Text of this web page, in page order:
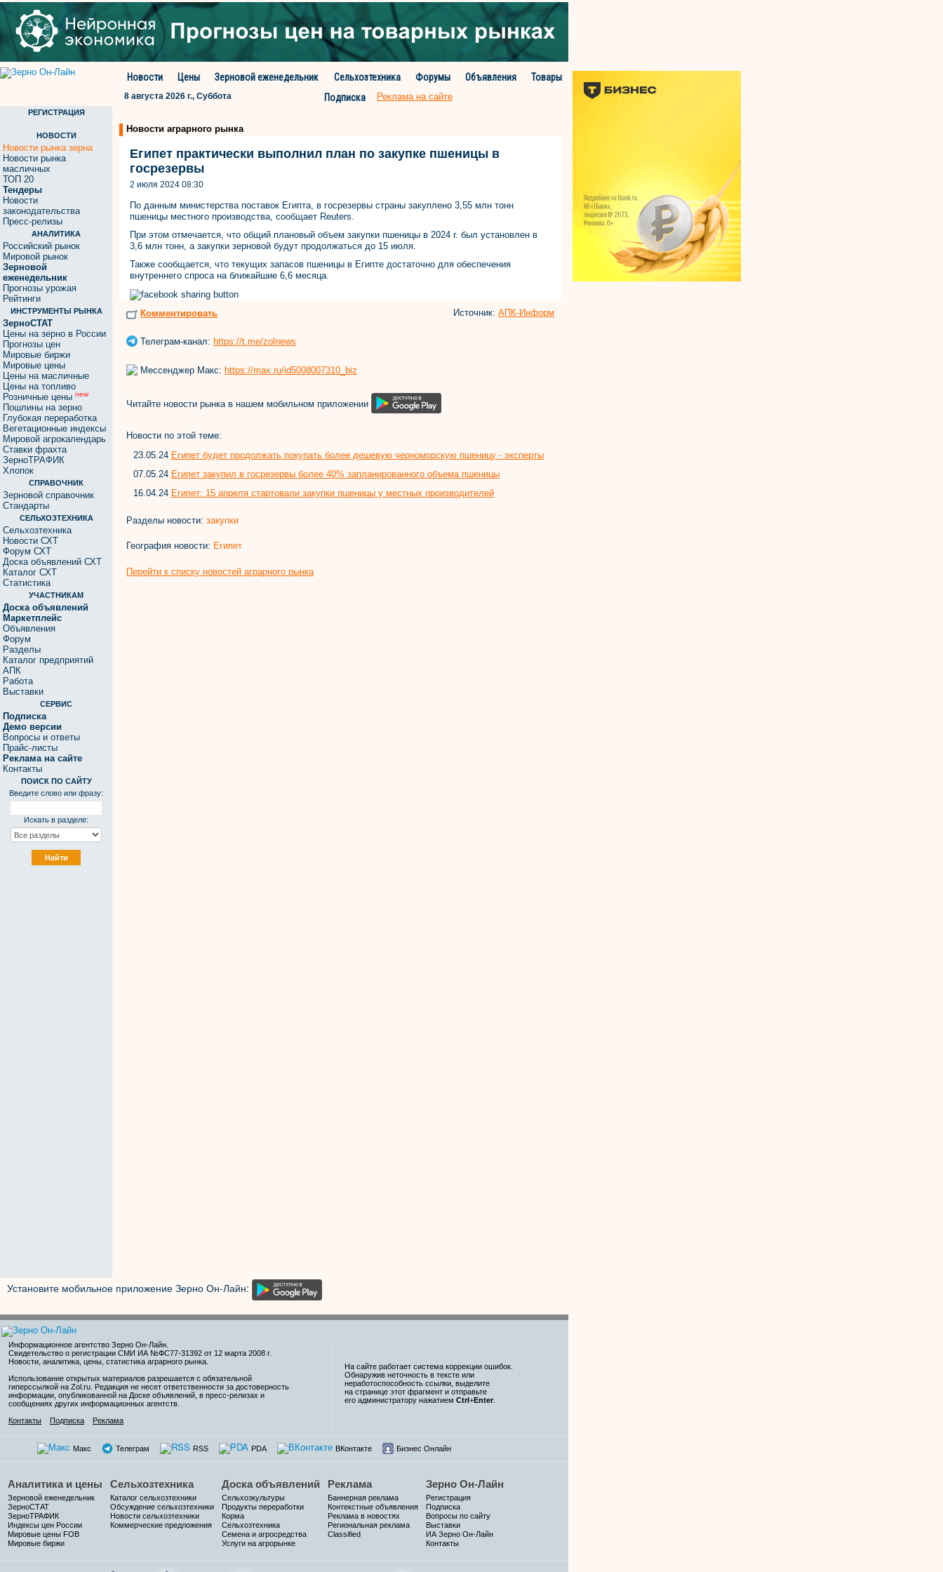
Новости Цены Зерновой еженедельник Сельхозтехника Форумы Объявления
Товары
Подписка
8 августа 2026 г., Суббота Реклама на сайте
РЕГИСТРАЦИЯ
НОВОСТИ
Новости рынка зерна
Новости рынка
масличных
ТОП 20
Тендеры
Новости
законодательства
Пресс-релизы
АНАЛИТИКА
Российский рынок
Мировой рынок
Зерновой
еженедельник
Прогнозы урожая
Рейтинги
ИНСТРУМЕНТЫ РЫНКА
ЗерноСТАТ
Цены на зерно в России
Прогнозы цен
Мировые биржи
Мировые цены
Цены на масличные
Цены на топливо
Розничные цены new
Пошлины на зерно
Глубокая переработка
Вегетационные индексы
Мировой агрокалендарь
Ставки фрахта
ЗерноТРАФИК
Хлопок
СПРАВОЧНИК
Зерновой справочник
Стандарты
СЕЛЬХОЗТЕХНИКА
Сельхозтехника
Новости СХТ
Форум СХТ
Доска объявлений СХТ
Каталог СХТ
Статистика
УЧАСТНИКАМ
Доска объявлений
Маркетплейс
Объявления
Форум
Разделы
Каталог предприятий
АПК
Работа
Выставки
СЕРВИС
Подписка
Демо версии
Вопросы и ответы
Прайс-листы
Реклама на сайте
Контакты
ПОИСК ПО САЙТУ
Введите слово или фразу:
Искать в разделе:
Новости аграрного рынка
Египет практически выполнил план по закупке пшеницы в
госрезервы
2 июля 2024 08:30
По данным министерства поставок Египта, в госрезервы страны закуплено 3,55 млн тонн
пшеницы местного производства, сообщает Reuters.
При этом отмечается, что общий плановый объем закупки пшеницы в 2024 г. был установлен в
3,6 млн тонн, а закупки зерновой будут продолжаться до 15 июля.
Также сообщается, что текущих запасов пшеницы в Египте достаточно для обеспечения
внутреннего спроса на ближайшие 6,6 месяца.
Комментировать Источник: АПК-Информ
Телеграм-канал: https://t.me/zolnews
Мессенджер Макс: https://max.ru/id5008007310_biz
Читайте новости рынка в нашем мобильном приложении
Новости по этой теме:
23.05.24 Египет будет продолжать покупать более дешевую черноморскую пшеницу - эксперты
07.05.24 Египет закупил в госрезервы более 40% запланированного объема пшеницы
16.04.24 Египет: 15 апреля стартовали закупки пшеницы у местных производителей
Разделы новости: закупки
География новости: Египет
Перейти к списку новостей аграрного рынка
Установите мобильное приложение Зерно Он-Лайн:
Информационное агентство Зерно Он-Лайн
Свидетельство о регистрации СМИ ИА №ФС77-31392 от 12 марта 2008 г.
Новости, аналитика, цены, статистика аграрного рынка.
Использование открытых материалов разрешается с обязательной
гиперссылкой на Zol.ru. Редакция не несет ответственности за достоверность
информации, опубликованной на Доске объявлений, в пресс-релизах и
сообщениях других информационных агентств.
Контакты
Подписка Реклама
На сайте работает система коррекции ошибок.
Обнаружив неточность в тексте или
неработоспособность ссылки, выделите
на странице этот фрагмент и отправьте
его администратору нажатием Ctrl+Enter
Макс Телеграм RSS PDA ВКонтакте Бизнес Онлайн
Аналитика и цены
Зерновой еженедельник
ЗерноСТАТ
ЗерноТРАФИК
Индексы цен России
Мировые цены FOB
Мировые биржи
Сельхозтехника
Каталог сельхозтехники
Обсуждение сельхозтехники
Новости сельхозтехники
Коммерческие предложения
Доска объявлений
Сельхозкультуры
Продукты переработки
Корма
Сельхозтехника
Семена и агросредства
Услуги на агрорынке
Реклама
Баннерная реклама
Контекстные объявления
Реклама в новостях
Региональная реклама
Classified
Зерно Он-Лайн
Регистрация
Подписка
Вопросы по сайту
Выставки
ИА Зерно Он-Лайн
Контакты